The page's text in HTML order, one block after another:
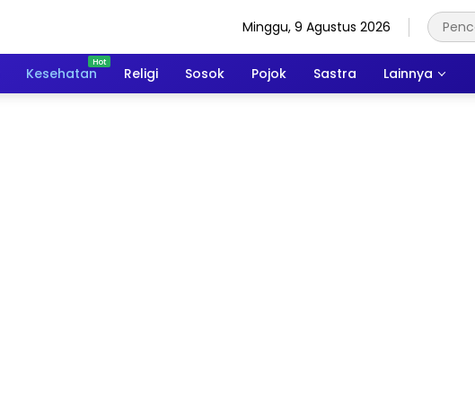
Minggu, 9 Agustus 2026
Kesehatan Religi Sosok Pojok Sastra Lainnya